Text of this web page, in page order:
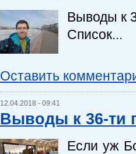
Выводы к
Список...
Оставить
12.04.2018 - 09:41
Выводы к 36-ти
Если уж